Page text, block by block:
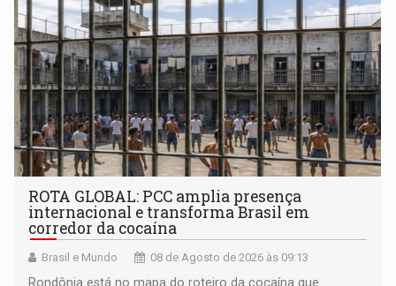
ROTA GLOBAL: PCC amplia presença
internacional e transforma Brasil em
corredor da cocaína
Brasil e Mundo 08 de Agosto de 2026 às 09:13
Rondônia está no mapa do roteiro da cocaína que